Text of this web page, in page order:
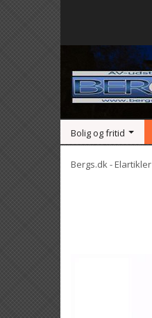
Bolig og fritid
Bergs.dk - Elartikler